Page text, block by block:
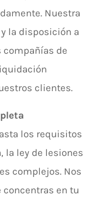
Nuestra
la disposición a
compañías de
clientes.
los requisitos
la ley de lesiones
complejos. Nos
en tu